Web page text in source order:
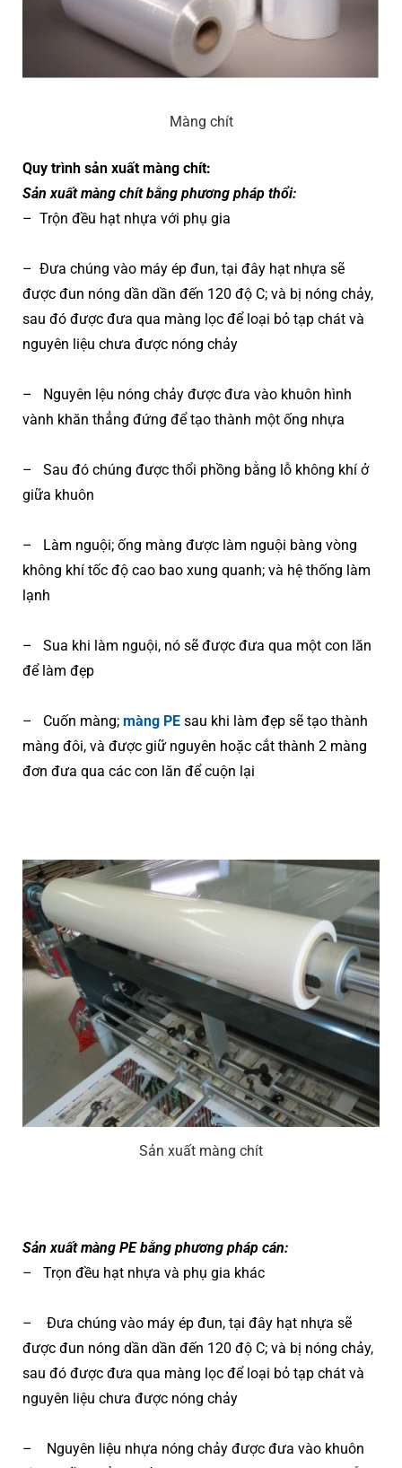
Màng chít
Quy trình sản xuất màng chít:
Sản xuất màng chít bằng phương pháp thổi:
– Trộn đều hạt nhựa với phụ gia
– Đưa chúng vào máy ép đun, tại đây hạt nhựa sẽ
được đun nóng dần dần đến 120 độ C; và bị nóng chảy,
sau đó được đưa qua màng lọc để loại bỏ tạp chát và
nguyên liệu chưa được nóng chảy
– Nguyên lệu nóng chảy được đưa vào khuôn hình
vành khăn thẳng đứng để tạo thành một ống nhựa
– Sau đó chúng được thổi phồng bằng lỗ không khí ở
giữa khuôn
– Làm nguội; ống màng được làm nguội bàng vòng
không khí tốc độ cao bao xung quanh; và hệ thống làm
lạnh
– Sua khi làm nguội, nó sẽ được đưa qua một con lăn
để làm đẹp
– Cuốn màng; màng PE sau khi làm đẹp sẽ tạo thành
màng đôi, và được giữ nguyên hoặc cắt thành 2 màng
đơn đưa qua các con lăn để cuộn lại
Sản xuất màng chít
Sản xuất màng PE bằng phương pháp cán:
– Trọn đều hạt nhựa và phụ gia khác
– Đưa chúng vào máy ép đun, tại đây hạt nhựa sẽ
được đun nóng dần dần đến 120 độ C; và bị nóng chảy,
sau đó được đưa qua màng lọc để loại bỏ tạp chát và
nguyên liệu chưa được nóng chảy
– Nguyên liệu nhựa nóng chảy được đưa vào khuôn